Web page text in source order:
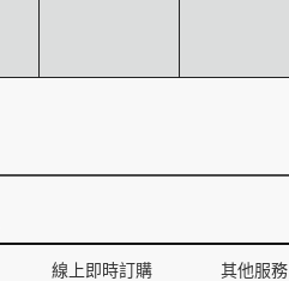
線上即時訂購
其他服務